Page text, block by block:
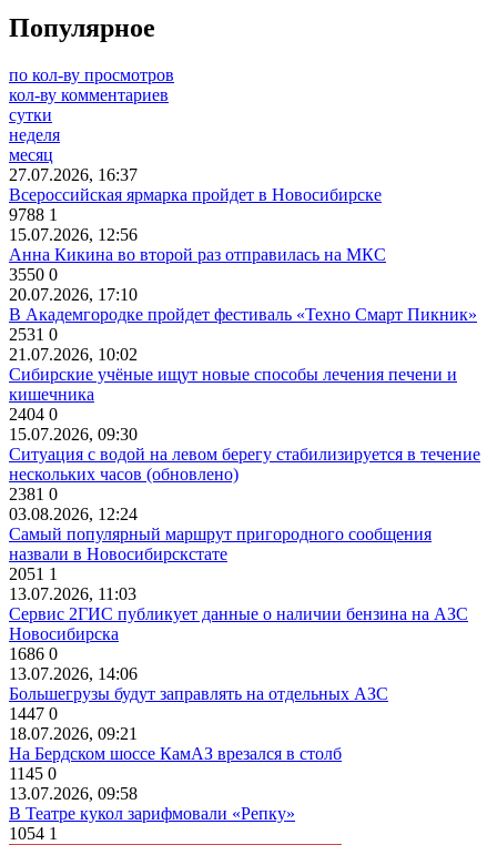
Популярное
по кол-ву просмотров
кол-ву комментариев
сутки
неделя
месяц
27.07.2026, 16:37
Всероссийская ярмарка пройдет в Новосибирске
9788 1
15.07.2026, 12:56
Анна Кикина во второй раз отправилась на МКС
3550 0
20.07.2026, 17:10
В Академгородке пройдет фестиваль «Техно Смарт Пикник»
2531 0
21.07.2026, 10:02
Сибирские учёные ищут новые способы лечения печени и
кишечника
2404 0
15.07.2026, 09:30
Ситуация с водой на левом берегу стабилизируется в течение
нескольких часов (обновлено)
2381 0
03.08.2026, 12:24
Самый популярный маршрут пригородного сообщения
назвали в Новосибирскстате
2051 1
13.07.2026, 11:03
Сервис 2ГИС публикует данные о наличии бензина на АЗС
Новосибирска
1686 0
13.07.2026, 14:06
Большегрузы будут заправлять на отдельных АЗС
1447 0
18.07.2026, 09:21
На Бердском шоссе КамАЗ врезался в столб
1145 0
13.07.2026, 09:58
В Театре кукол зарифмовали «Репку»
1054 1